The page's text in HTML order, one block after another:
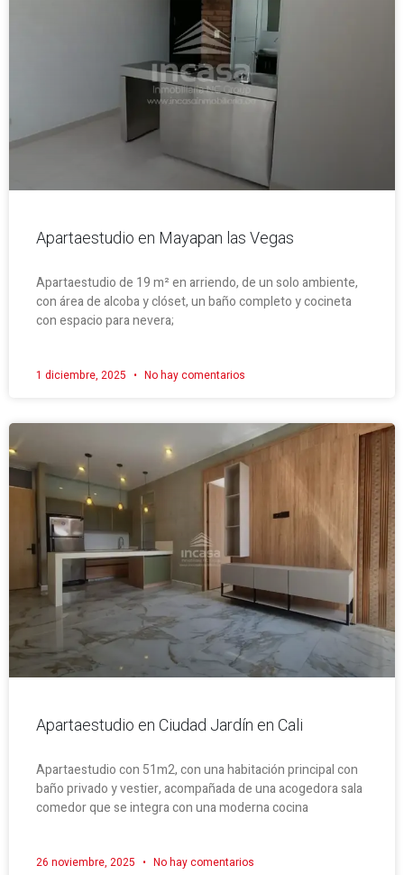
Apartaestudio en Mayapan las Vegas
Apartaestudio de 19 m² en arriendo, de un solo ambiente,
con área de alcoba y clóset, un baño completo y cocineta
con espacio para nevera;
1 diciembre, 2025 No hay comentarios
Apartaestudio en Ciudad Jardín en Cali
Apartaestudio con 51m2, con una habitación principal con
baño privado y vestier, acompañada de una acogedora sala
comedor que se integra con una moderna cocina
26 noviembre, 2025 No hay comentarios